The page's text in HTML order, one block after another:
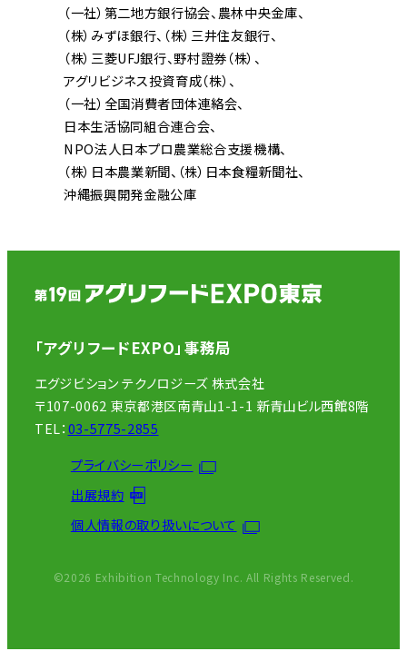
（一社）第二地方銀行協会 農林中央金庫
（株）みずほ銀行 （株）三井住友銀行
（株）三菱UFJ銀行 野村證券（株）
アグリビジネス投資育成（株）
（一社）全国消費者団体連絡会
日本生活協同組合連合会
NPO法人日本プロ農業総合支援機構
（株）日本農業新聞 （株）日本食糧新聞社
沖縄振興開発金融公庫
「アグリフードEXPO」事務局
エグジビション テクノロジーズ 株式会社
〒107-0062 東京都港区南青山1-1-1 新青山ビル西館8階
TEL：03-5775-2855
プライバシーポリシー
出展規約
個人情報の取り扱いについて
©2026 Exhibition Technology Inc. All Rights Reserved.